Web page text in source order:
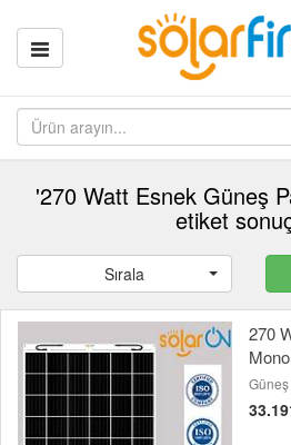
'270 Watt Esnek Güneş
etiket
Sırala
270